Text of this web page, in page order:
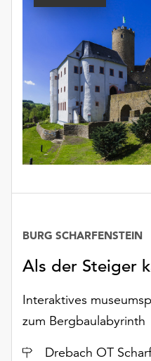
Als der Steiger
BURG SCHARFENSTEIN
Interaktives
zum Bergbaulabyrinth
Ort
Drebach OT